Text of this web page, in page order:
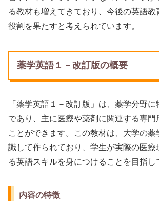
る教材も増えてきており、今後の英語教
役割を果たすと考えられています。
薬学英語１－改訂版の概要
「薬学英語１－改訂版」は、薬学分野
であり、主に医療や薬剤に関連する専門
ことができます。この教材は、大学の
識して作られており、学生が実際の医療
る英語スキルを身につけることを目指し
内容の特徴